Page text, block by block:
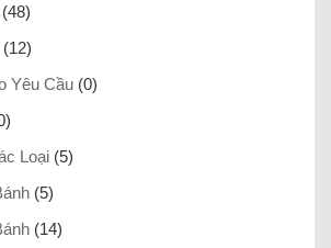
(48)
(12)
Yêu Cầu (0)
Loại (5)
(5)
(14)